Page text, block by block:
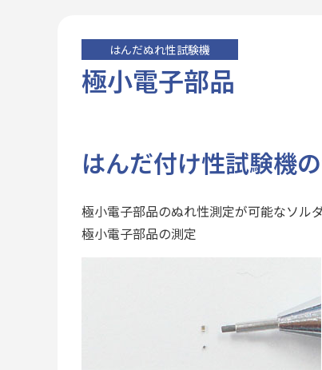
はんだぬれ性試験機
極小電子部品
はんだ付け性試験機
極小電子部品のぬれ性測定が可能なソル
極小電子部品の測定